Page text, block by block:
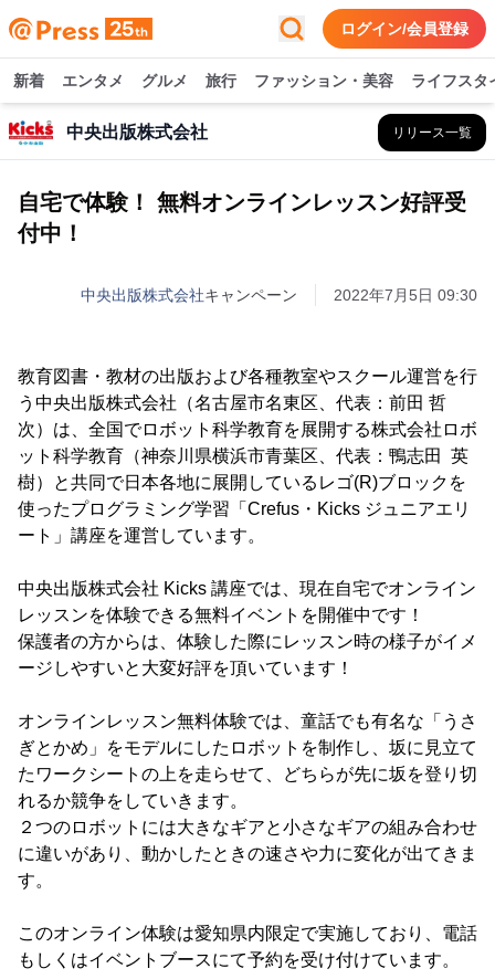
ログイン/会員登録
新着 エンタメ グルメ 旅行 ファッション・美容 ライフスタ
中央出版株式会社 リリース一覧
自宅で体験！ 無料オンラインレッスン好評受
付中！
中央出版株式会社キャンペーン 2022年7月5日 09:30
教育図書・教材の出版および各種教室やスクール運営を行
う中央出版株式会社（名古屋市名東区、代表：前田 哲
次）は、全国でロボット科学教育を展開する株式会社ロボ
ット科学教育（神奈川県横浜市青葉区、代表：鴨志田 英
樹）と共同で日本各地に展開しているレゴ(R)ブロックを
使ったプログラミング学習「Crefus・Kicks ジュニアエリ
ート」講座を運営しています。
中央出版株式会社 Kicks 講座では、現在自宅でオンライン
レッスンを体験できる無料イベントを開催中です！
保護者の方からは、体験した際にレッスン時の様子がイメ
ージしやすいと大変好評を頂いています！
オンラインレッスン無料体験では、童話でも有名な「うさ
ぎとかめ」をモデルにしたロボットを制作し、坂に見立て
たワークシートの上を走らせて、どちらが先に坂を登り切
れるか競争をしていきます。
２つのロボットには大きなギアと小さなギアの組み合わせ
に違いがあり、動かしたときの速さや力に変化が出てきま
す。
このオンライン体験は愛知県内限定で実施しており、電話
もしくはイベントブースにて予約を受け付けています。